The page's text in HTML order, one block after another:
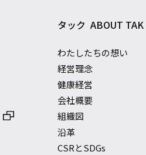
タック ABOUT TAK
わたしたちの想い
経営理念
健康経営
会社概要
組織図
沿革
CSRとSDGs